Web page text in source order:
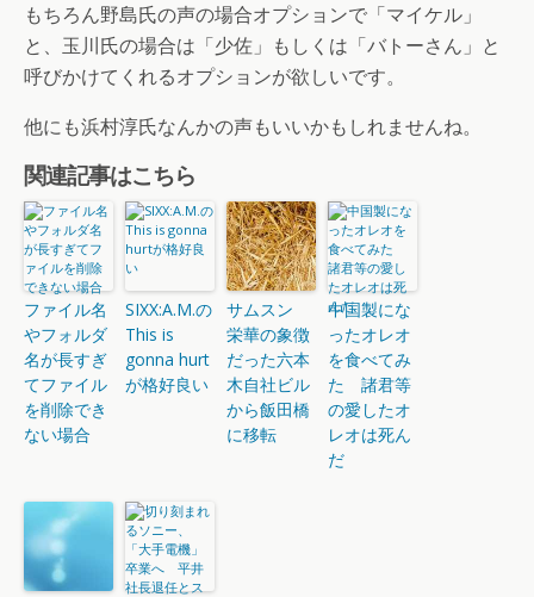
もちろん野島氏の声の場合オプションで「マイケル」
と、玉川氏の場合は「少佐」もしくは「バトーさん」と
呼びかけてくれるオプションが欲しいです。
他にも浜村淳氏なんかの声もいいかもしれませんね。
関連記事はこちら
ファイル名
やフォルダ
名が長すぎ
てファイル
を削除でき
ない場合
SIXX:A.M.の
This is
gonna hurt
が格好良い
サムスン
栄華の象徴
だった六本
木自社ビル
から飯田橋
に移転
中国製にな
ったオレオ
を食べてみ
た 諸君等
の愛したオ
レオは死ん
だ